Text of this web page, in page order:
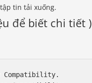
tin tải xuống.
để biết chi tiết )
Compatibility.